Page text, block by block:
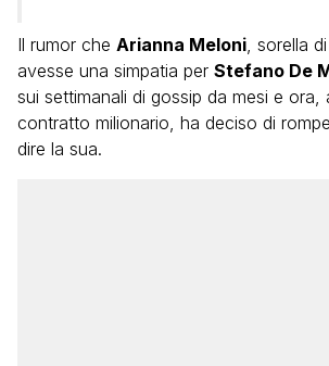
Il rumor che Arianna Meloni, sorella
avesse una simpatia per Stefano De
sui settimanali di gossip da mesi e ora,
contratto milionario, ha deciso di
dire la sua.